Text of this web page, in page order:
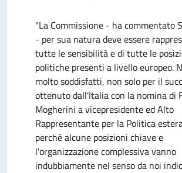
"La Commissione - ha commentato
- per sua natura deve essere
tutte le sensibilità e di tutte le
politiche presenti a livello europeo.
molto soddisfatti, non solo per il
ottenuto dall'Italia con la nomina di
Mogherini a vicepresidente ed Alto
Rappresentante per la Politica
perché alcune posizioni chiave e
l'organizzazione complessiva vanno
indubbiamente nel senso da noi